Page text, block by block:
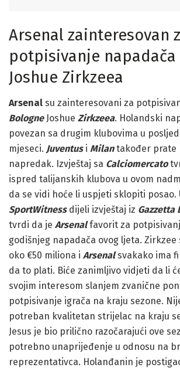
Arsenal zainteresovan
potpisivanje napadača
Joshue Zirkzeea
Arsenal su zainteresovani za
BologneJoshue Zirkzeea. Holandski
povezan sa drugim klubovima u
mjeseci. Juventusi Milantakođer prate
napredak. Izvještaj sa Calciomercato
ispred talijanskih klubova u ovom
da se vidi hoće li uspjeti sklopiti posao.
SportWitnessdijeli izvještaj iz Gazzetta
tvrdi da je Arsenalfavorit za
godišnjeg napadača ovog ljeta.
oko €50 miliona i Arsenalsvakako ima
da to plati. Biće zanimljivo vidjeti da li
svojim interesom slanjem zvanične
potpisivanje igrača na kraju sezone.
potreban kvalitetan strijelac na kraju
Jesus je bio prilično razočarajući ove
potrebno unaprijeđenje u odnosu na
reprezentativca. Holanđanin je